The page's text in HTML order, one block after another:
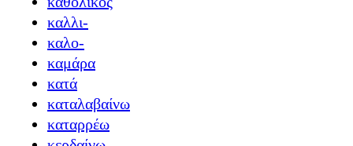
καλλι-
καλο-
καμάρα
κατά
καταλαβαίνω
καταρρέω